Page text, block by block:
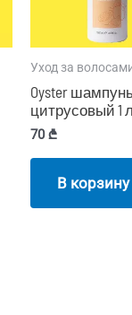
Уход за
Oyster шампунь
цитрусовый 1 л
70₾
В корзину